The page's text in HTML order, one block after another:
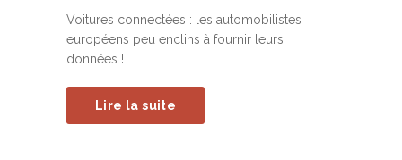
Voitures connectées : les automobilistes
européens peu enclins à fournir leurs
données !
Lire la suite